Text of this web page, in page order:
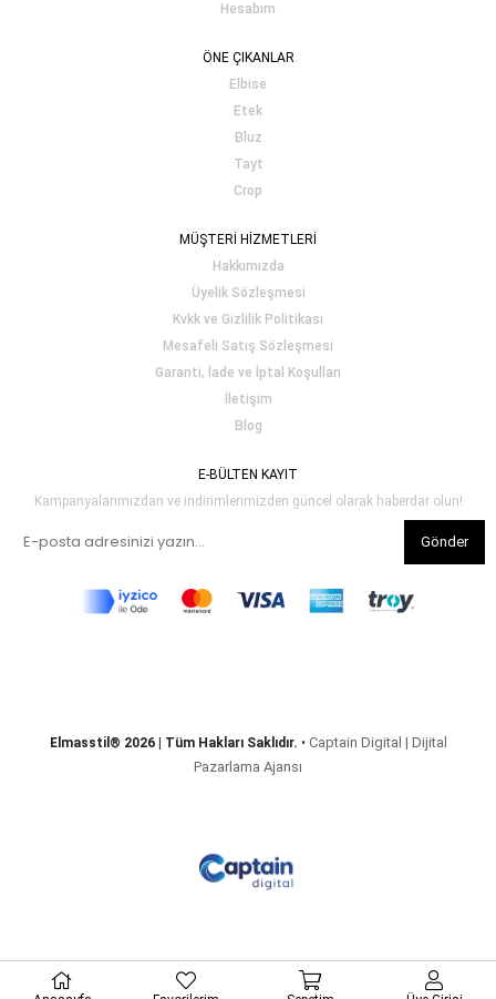
Hesabım
ÖNE ÇIKANLAR
Elbise
Etek
Bluz
Tayt
Crop
MÜŞTERİ HİZMETLERİ
Hakkımızda
Üyelik Sözleşmesi
Kvkk ve Gizlilik Politikası
Mesafeli Satış Sözleşmesi
Garanti, İade ve İptal Koşulları
İletişim
Blog
E-BÜLTEN KAYIT
Kampanyalarımızdan ve indirimlerimizden güncel olarak haberdar olun!
Gönder
Elmasstil® 2026 | Tüm Hakları Saklıdır. • Captain Digital | Dijital
Pazarlama Ajansı